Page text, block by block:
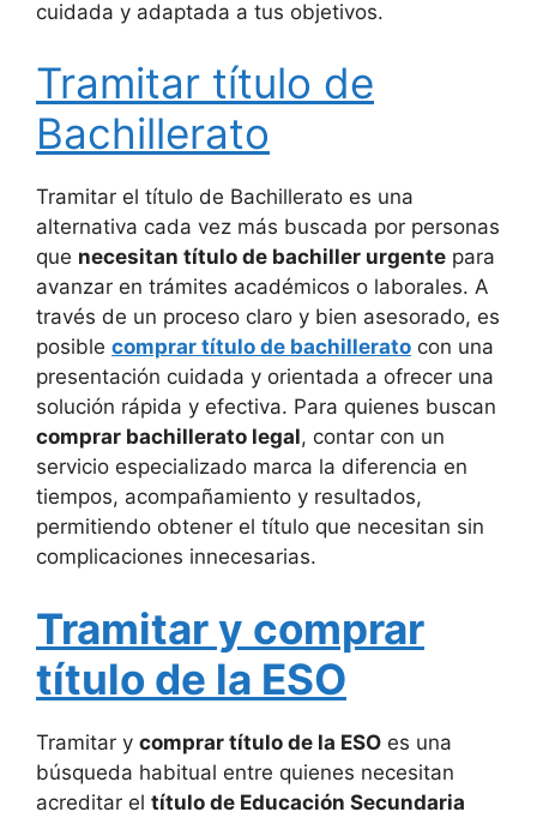
cuidada y adaptada a tus objetivos.
Tramitar título de
Bachillerato
Tramitar el título de Bachillerato es una
alternativa cada vez más buscada por personas
que necesitan título de bachiller urgente para
avanzar en trámites académicos o laborales. A
través de un proceso claro y bien asesorado, es
posible comprar título de bachillerato con una
presentación cuidada y orientada a ofrecer una
solución rápida y efectiva. Para quienes buscan
comprar bachillerato legal, contar con un
servicio especializado marca la diferencia en
tiempos, acompañamiento y resultados,
permitiendo obtener el título que necesitan sin
complicaciones innecesarias.
Tramitar y comprar
título de la ESO
Tramitar y comprar título de la ESO es una
búsqueda habitual entre quienes necesitan
acreditar el título de Educación Secundaria